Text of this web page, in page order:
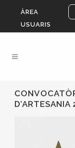
ÀREA
USUARIS
D’ARTESANIA